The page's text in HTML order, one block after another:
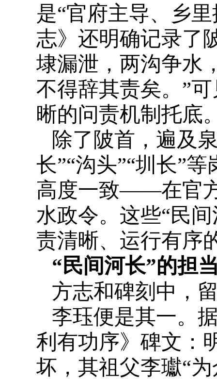
是“官府主导、乡
志》还明确记录了
埭漏泄，两沟争水
不得辞其责矣。”
晰的问责机制托底
除了陂首，遍及
长”“沟头”“圳长”
高度一致——在官
水政令。这些“民
责清晰、运行有序
“民间河长”的担
方志和碑刻中，
李珏便是其一。
利有功序》碑文：
坏，其祖父李瓛“